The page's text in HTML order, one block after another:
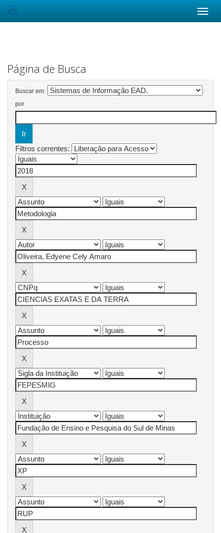
Página de Busca
Buscar em:
por
Filtros correntes: